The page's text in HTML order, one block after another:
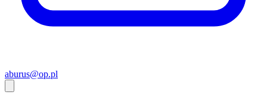
aburus@op.pl